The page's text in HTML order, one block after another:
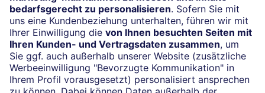
24/7-Kundenservice
(069) 910-100 61